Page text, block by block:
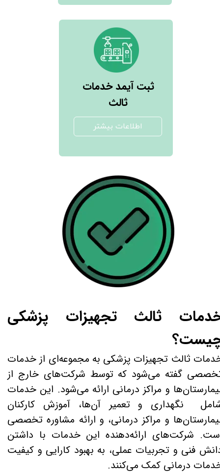
اطلاعات بیشتر
ثبت آیمد خدمات
ثالث
ثالث تجهیزات پزشکی
ثالث تجهیزات پزشکی به مجموعه‌ای از خدمات
گفته می‌شود که توسط شرکت‌های خارج از
و مراکز درمانی ارائه می‌شود. این خدمات
نگهداری و تعمیر آن‌ها، آموزش کارکنان
و مراکز درمانی، و ارائه مشاوره تخصصی
شرکت‌های ارائه‌دهنده این خدمات با داشتن
فنی و تجربیات عملی، به بهبود کارایی و کیفیت
درمانی کمک می‌کنند.